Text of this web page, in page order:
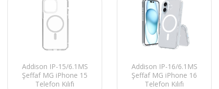
Addison IP-15/6.1MS
Şeffaf MG iPhone 15
Telefon Kılıfı
Addison IP-16/6.1MS
Şeffaf MG iPhone 16
Telefon Kılıfı